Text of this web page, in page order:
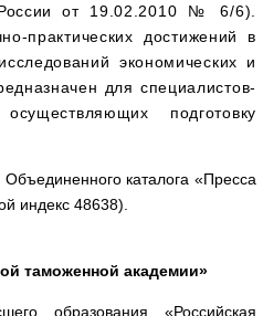
от 19.02.2010 № 6/6).
практических достижений в
экономических и
для специалистов-
подготовку
каталога «Пресса
индекс 48638).
таможенной академии»
образования «Российская